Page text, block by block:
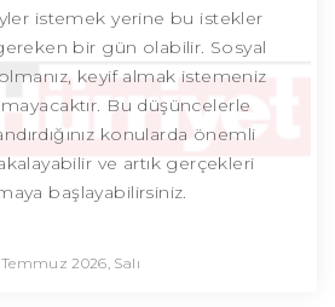
istemek yerine bu istekler
bir gün olabilir. Sosyal
keyif almak istemeniz
Bu düşüncelerle
konularda önemli
ve artık gerçekleri
başlayabilirsiniz.
2026, Salı